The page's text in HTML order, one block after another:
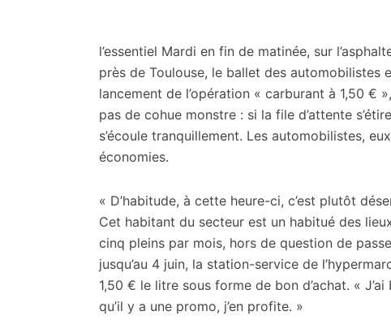
divers
et
initiatives
citoyennes
l’essentiel Mardi en fin de matinée, sur
près de Toulouse, le ballet des automobilistes
lancement de l’opération « carburant à 1,50 €
pas de cohue monstre : si la file d’attente
s’écoule tranquillement. Les automobilistes,
économies.
« D’habitude, à cette heure-ci, c’est plutôt
Cet habitant du secteur est un habitué des
cinq pleins par mois, hors de question de
jusqu’au 4 juin, la station-service de
1,50 € le litre sous forme de bon d’achat. «
qu’il y a une promo, j’en profite. »